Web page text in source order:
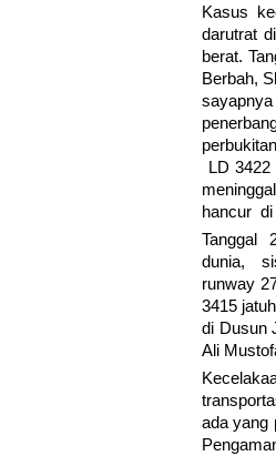
Kasus
darutrat
berat.
Berbah,
LD
hancur di
Tanggal
dunia,
runway
3415
di Dusun
Ali
ada yang